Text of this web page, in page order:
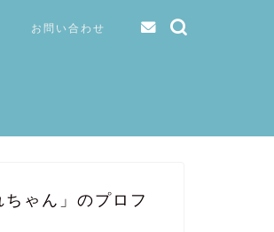
お問い合わせ
ゃん」のプロフ